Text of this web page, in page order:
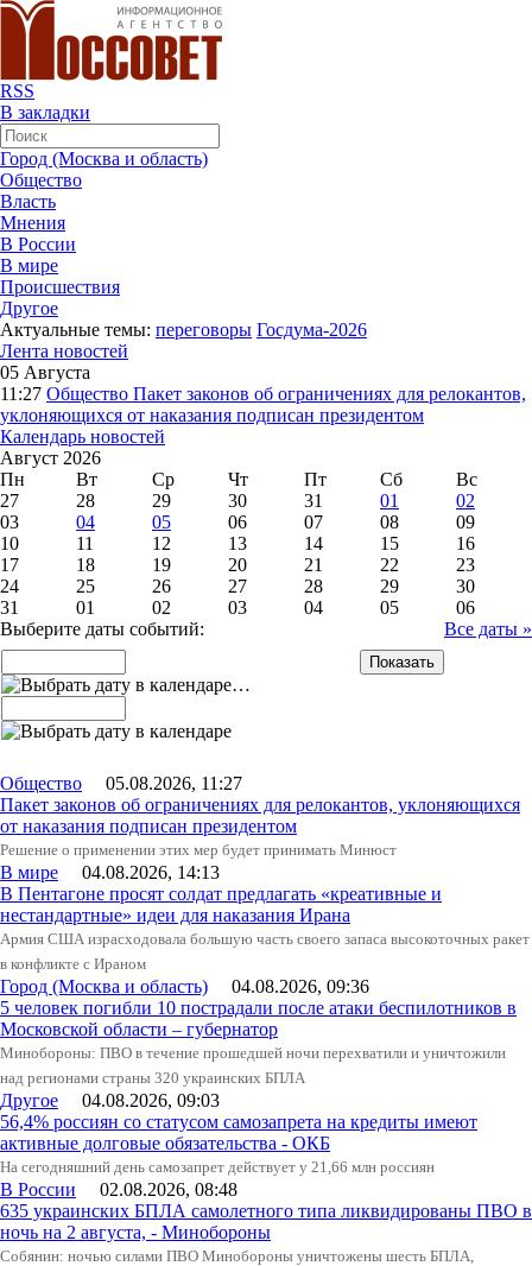
RSS
В закладки
Город (Москва и область)
Общество
Власть
Мнения
В России
В мире
Происшествия
Другое
Актуальные темы: переговоры Госдума-2026
Лента новостей
05 Августа
11:27 Общество Пакет законов об ограничениях для релокантов,
уклоняющихся от наказания подписан президентом
Календарь новостей
Август 2026
Пн
Вт Ср Чт Пт Сб
Вс
27
28 29 30 31 01
02
03
04 05 06 07 08
09
10
11 12 13 14 15
16
17
18 19 20 21 22
23
24
25 26 27 28 29
30
31
01 02 03 04 05
06
Все даты »
Выберите даты событий:
…
Общество 05.08.2026, 11:27
Пакет законов об ограничениях для релокантов, уклоняющихся
от наказания подписан президентом
Решение о применении этих мер будет принимать Минюст
В мире 04.08.2026, 14:13
В Пентагоне просят солдат предлагать «креативные и
нестандартные» идеи для наказания Ирана
Армия США израсходовала большую часть своего запаса высокоточных ракет
в конфликте с Ираном
Город (Москва и область) 04.08.2026, 09:36
5 человек погибли 10 пострадали после атаки беспилотников в
Московской области – губернатор
Минобороны: ПВО в течение прошедшей ночи перехватили и уничтожили
над регионами страны 320 украинских БПЛА
Другое 04.08.2026, 09:03
56,4% россиян со статусом самозапрета на кредиты имеют
активные долговые обязательства - ОКБ
На сегодняшний день самозапрет действует у 21,66 млн россиян
В России 02.08.2026, 08:48
635 украинских БПЛА самолетного типа ликвидированы ПВО в
ночь на 2 августа, - Минобороны
Собянин: ночью силами ПВО Минобороны уничтожены шесть БПЛА,